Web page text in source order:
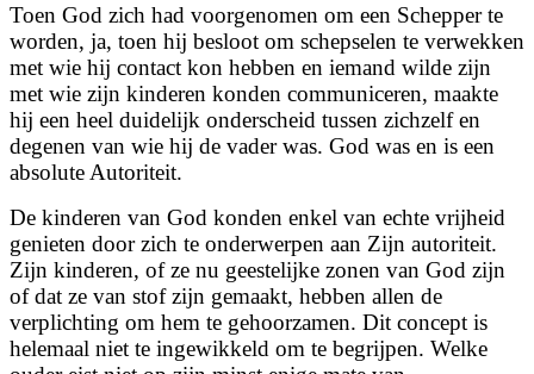
Toen God zich had voorgenomen om een Schepper te
worden, ja, toen hij besloot om schepselen te verwekken
met wie hij contact kon hebben en iemand wilde zijn
met wie zijn kinderen konden communiceren, maakte
hij een heel duidelijk onderscheid tussen zichzelf en
degenen van wie hij de vader was. God was en is een
absolute Autoriteit.
De kinderen van God konden enkel van echte vrijheid
genieten door zich te onderwerpen aan Zijn autoriteit.
Zijn kinderen, of ze nu geestelijke zonen van God zijn
of dat ze van stof zijn gemaakt, hebben allen de
verplichting om hem te gehoorzamen. Dit concept is
helemaal niet te ingewikkeld om te begrijpen. Welke